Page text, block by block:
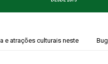
paranoia e conspiração em um